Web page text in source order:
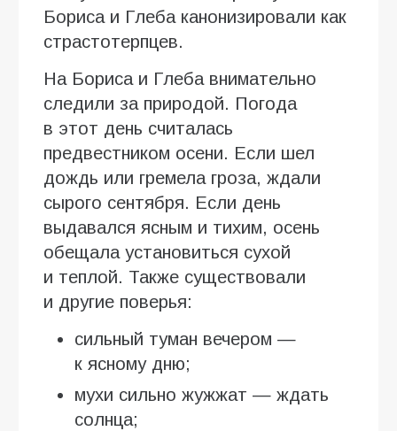
Бориса и Глеба канонизировали как
страстотерпцев.
На Бориса и Глеба внимательно
следили за природой. Погода
в этот день считалась
предвестником осени. Если шел
дождь или гремела гроза, ждали
сырого сентября. Если день
выдавался ясным и тихим, осень
обещала установиться сухой
и теплой. Также существовали
и другие поверья:
сильный туман вечером —
к ясному дню;
мухи сильно жужжат — ждать
солнца;